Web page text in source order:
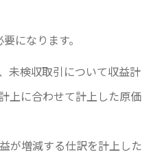
になります。
未検収取引について収益計
上に合わせて計上した原価
が増減する仕訳を計上した